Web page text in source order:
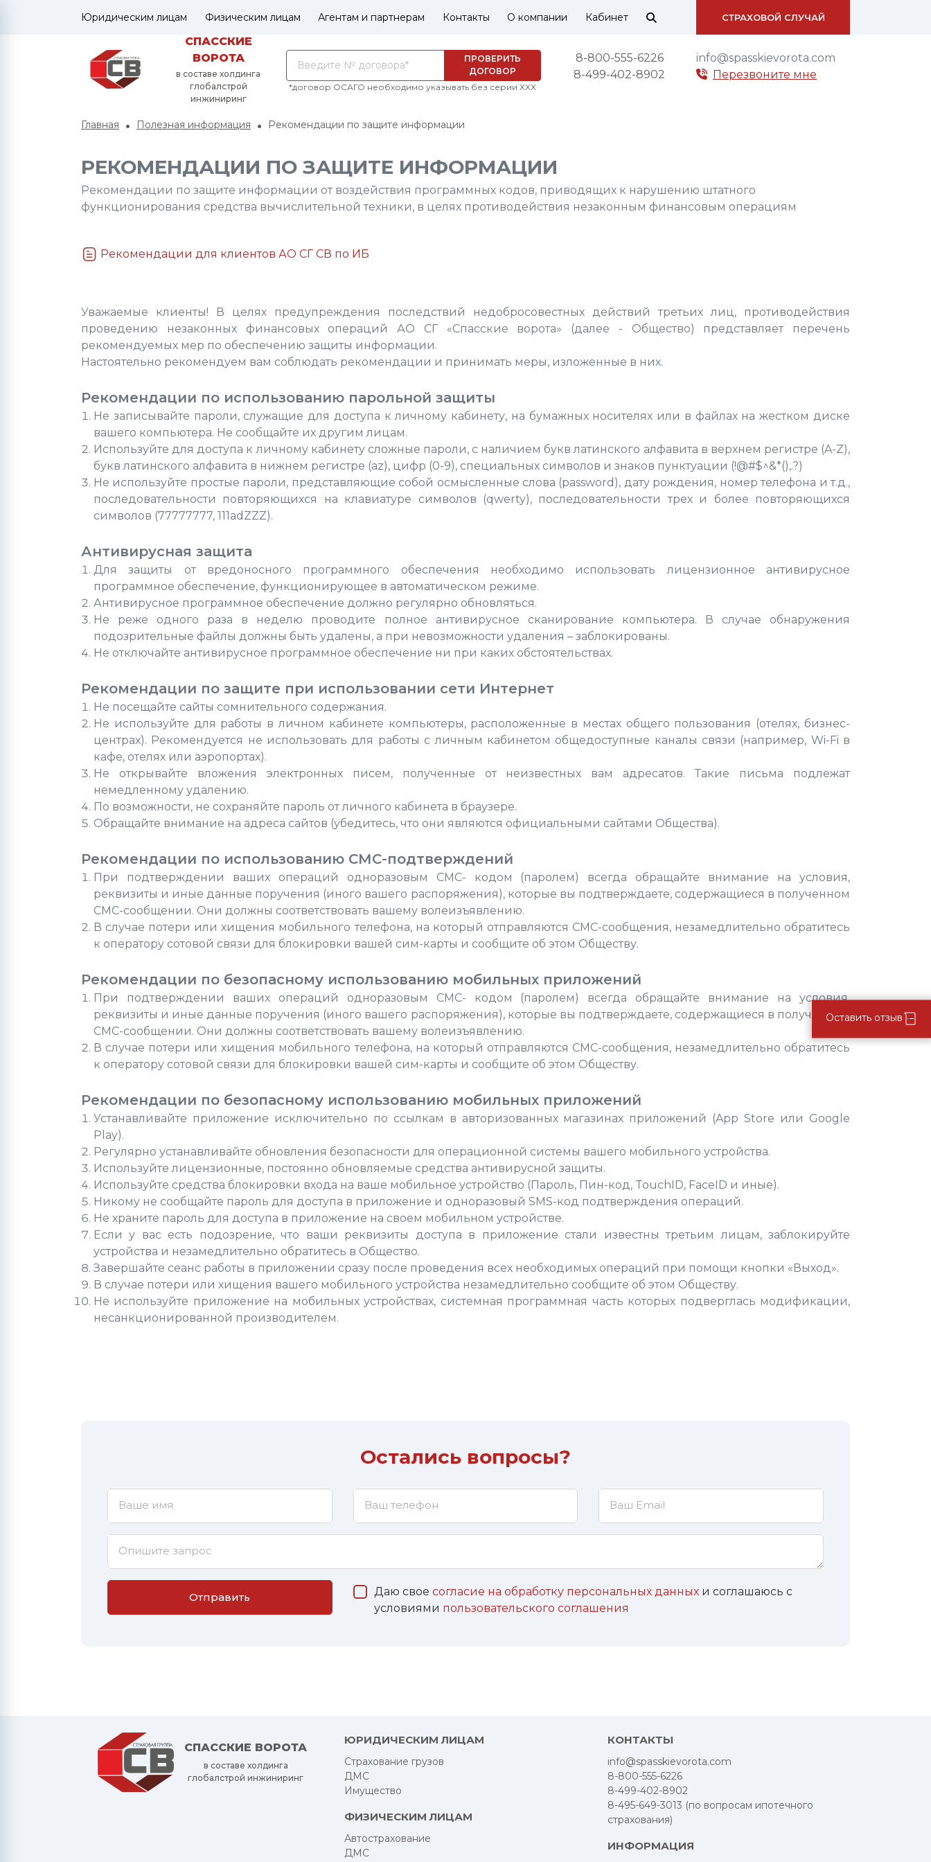
Юридическим лицам Физическим лицам Агентам и партнерам Контакты О компании Кабинет СТРАХОВОЙ СЛУЧАЙ
СПАССКИЕ
ВОРОТА
в составе холдинга
глобалстрой
инжиниринг
ПРОВЕРИТЬ
ДОГОВОР
*договор ОСАГО необходимо указывать без серии XXX
8-800-555-6226
8-499-402-8902
info@spasskievorota.com
Перезвоните мне
Оставить отзыв
Главная Полезная информация Рекомендации по защите информации
РЕКОМЕНДАЦИИ ПО ЗАЩИТЕ ИНФОРМАЦИИ
Рекомендации по защите информации от воздействия программных кодов, приводящих к нарушению штатного
функционирования средства вычислительной техники, в целях противодействия незаконным финансовым операциям
Рекомендации для клиентов АО СГ СВ по ИБ
Уважаемые клиенты! В целях предупреждения последствий недобросовестных действий третьих лиц, противодействия
проведению незаконных финансовых операций АО СГ «Спасские ворота» (далее - Общество) представляет перечень
рекомендуемых мер по обеспечению защиты информации.
Настоятельно рекомендуем вам соблюдать рекомендации и принимать меры, изложенные в них.
Рекомендации по использованию парольной защиты
Не записывайте пароли, служащие для доступа к личному кабинету, на бумажных носителях или в файлах на жестком диске
вашего компьютера. Не сообщайте их другим лицам.
Используйте для доступа к личному кабинету сложные пароли, с наличием букв латинского алфавита в верхнем регистре (A-Z),
букв латинского алфавита в нижнем регистре (az), цифр (0-9), специальных символов и знаков пунктуации (!@#$^&*(),.?)
Не используйте простые пароли, представляющие собой осмысленные слова (password), дату рождения, номер телефона и т.д.,
последовательности повторяющихся на клавиатуре символов (qwerty), последовательности трех и более повторяющихся
символов (77777777, 111adZZZ).
Антивирусная защита
Для защиты от вредоносного программного обеспечения необходимо использовать лицензионное антивирусное
программное обеспечение, функционирующее в автоматическом режиме.
Антивирусное программное обеспечение должно регулярно обновляться.
Не реже одного раза в неделю проводите полное антивирусное сканирование компьютера. В случае обнаружения
подозрительные файлы должны быть удалены, а при невозможности удаления – заблокированы.
Не отключайте антивирусное программное обеспечение ни при каких обстоятельствах.
Рекомендации по защите при использовании сети Интернет
Не посещайте сайты сомнительного содержания.
Не используйте для работы в личном кабинете компьютеры, расположенные в местах общего пользования (отелях, бизнес-
центрах). Рекомендуется не использовать для работы с личным кабинетом общедоступные каналы связи (например, Wi-Fi в
кафе, отелях или аэропортах).
Не открывайте вложения электронных писем, полученные от неизвестных вам адресатов. Такие письма подлежат
немедленному удалению.
По возможности, не сохраняйте пароль от личного кабинета в браузере.
Обращайте внимание на адреса сайтов (убедитесь, что они являются официальными сайтами Общества).
Рекомендации по использованию СМС-подтверждений
При подтверждении ваших операций одноразовым СМС- кодом (паролем) всегда обращайте внимание на условия,
реквизиты и иные данные поручения (иного вашего распоряжения), которые вы подтверждаете, содержащиеся в полученном
СМС-сообщении. Они должны соответствовать вашему волеизъявлению.
В случае потери или хищения мобильного телефона, на который отправляются СМС-сообщения, незамедлительно обратитесь
к оператору сотовой связи для блокировки вашей сим-карты и сообщите об этом Обществу.
Рекомендации по безопасному использованию мобильных приложений
При подтверждении ваших операций одноразовым СМС- кодом (паролем) всегда обращайте внимание на условия,
реквизиты и иные данные поручения (иного вашего распоряжения), которые вы подтверждаете, содержащиеся в полученном
СМС-сообщении. Они должны соответствовать вашему волеизъявлению.
В случае потери или хищения мобильного телефона, на который отправляются СМС-сообщения, незамедлительно обратитесь
к оператору сотовой связи для блокировки вашей сим-карты и сообщите об этом Обществу.
Рекомендации по безопасному использованию мобильных приложений
Устанавливайте приложение исключительно по ссылкам в авторизованных магазинах приложений (App Store или Google
Play).
Регулярно устанавливайте обновления безопасности для операционной системы вашего мобильного устройства.
Используйте лицензионные, постоянно обновляемые средства антивирусной защиты.
Используйте средства блокировки входа на ваше мобильное устройство (Пароль, Пин-код, TouchID, FaceID и иные).
Никому не сообщайте пароль для доступа в приложение и одноразовый SMS-код подтверждения операций.
Не храните пароль для доступа в приложение на своем мобильном устройстве.
Если у вас есть подозрение, что ваши реквизиты доступа в приложение стали известны третьим лицам, заблокируйте
устройства и незамедлительно обратитесь в Общество.
Завершайте сеанс работы в приложении сразу после проведения всех необходимых операций при помощи кнопки «Выход».
В случае потери или хищения вашего мобильного устройства незамедлительно сообщите об этом Обществу.
Не используйте приложение на мобильных устройствах, системная программная часть которых подверглась модификации,
несанкционированной производителем.
Остались вопросы?
Ваше имя Ваш телефон Ваш Email
Опишите запрос
Отправить Даю свое согласие на обработку персональных данных и соглашаюсь с
условиями пользовательского соглашения
СПАССКИЕ ВОРОТА
в составе холдинга
глобалстрой инжиниринг
ЮРИДИЧЕСКИМ ЛИЦАМ
Страхование грузов
ДМС
Имущество
ФИЗИЧЕСКИМ ЛИЦАМ
Автострахование
ДМС
КОНТАКТЫ
info@spasskievorota.com
8-800-555-6226
8-499-402-8902
8-495-649-3013 (по вопросам ипотечного
страхования)
ИНФОРМАЦИЯ